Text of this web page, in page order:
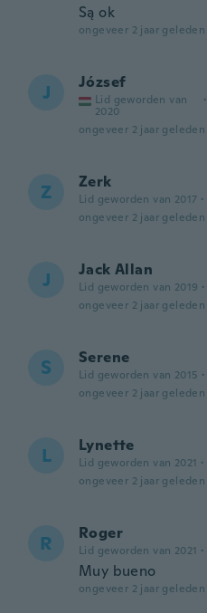
Są ok
ongeveer 2 jaar geleden
J József
Lid geworden van
2020
·
ongeveer 2 jaar geleden
Z Zerk
Lid geworden van 2017 ·
ongeveer 2 jaar geleden
J Jack Allan
Lid geworden van 2019 ·
ongeveer 2 jaar geleden
S Serene
Lid geworden van 2015 ·
ongeveer 2 jaar geleden
L Lynette
Lid geworden van 2021 ·
ongeveer 2 jaar geleden
R Roger
Lid geworden van 2021 ·
Muy bueno
ongeveer 2 jaar geleden